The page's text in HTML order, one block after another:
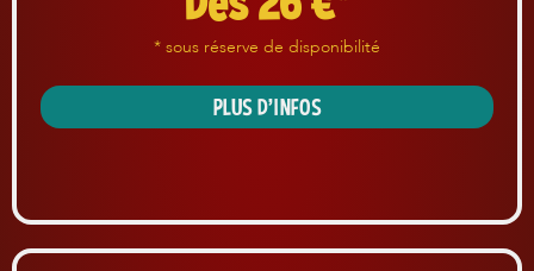
* sous réserve de disponibilité
PLUS D'INFOS